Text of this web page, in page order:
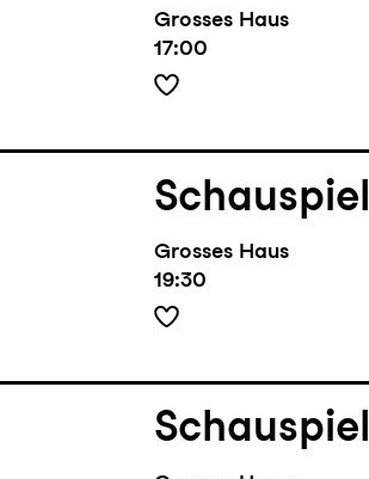
Grosses Haus
17:00
Schauspiel
Grosses Haus
19:30
Schauspiel